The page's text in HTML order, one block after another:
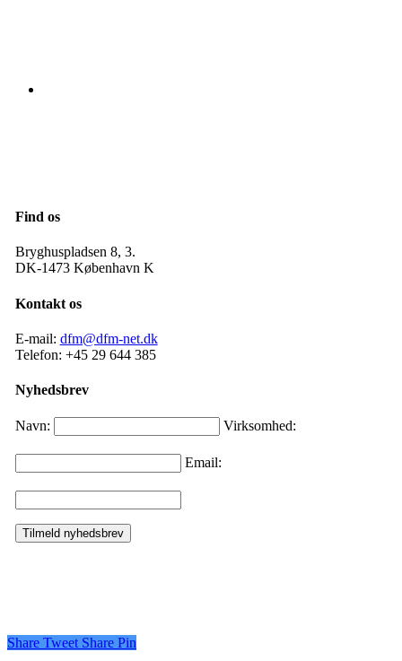
Find os
Bryghuspladsen 8, 3.
DK-1473 København K
Kontakt os
E-mail: dfm@dfm-net.dk
Telefon: +45 29 644 385
Nyhedsbrev
Navn: Virksomhed:
Email:
Share Tweet Share Pin